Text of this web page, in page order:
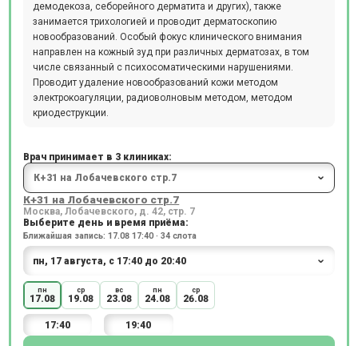
демодекоза, себорейного дерматита и других), также
занимается трихологией и проводит дерматоскопию
новообразований. Особый фокус клинического внимания
направлен на кожный зуд при различных дерматозах, в том
числе связанный с психосоматическими нарушениями.
Проводит удаление новообразований кожи методом
электрокоагуляции, радиоволновым методом, методом
криодеструкции.
Врач принимает в 3 клиниках:
К+31 на Лобачевского стр.7
Москва, Лобачевского, д. 42, стр. 7
Выберите день и время приёма:
Ближайшая запись: 17.08 17:40 · 34 слота
пн
17.08
ср
19.08
вс
23.08
пн
24.08
ср
26.08
17:40 19:40